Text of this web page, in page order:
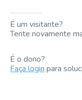
É um visitante?
Tente novamente
É o dono?
Faça loginpara